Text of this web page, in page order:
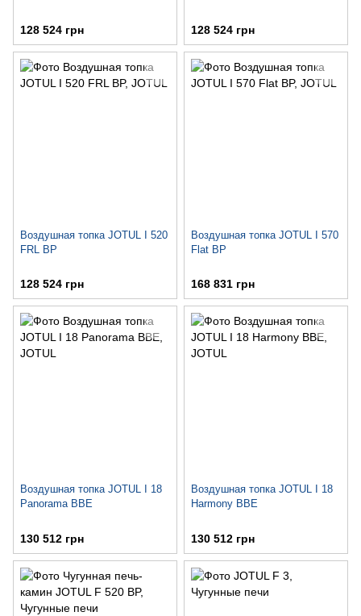
128 524 грн 128 524 грн
Воздушная топка JOTUL I 520
FRL BP
128 524 грн
Воздушная топка JOTUL I 570
Flat BP
168 831 грн
Воздушная топка JOTUL I 18
Panorama BBE
130 512 грн
Воздушная топка JOTUL I 18
Harmony BBE
130 512 грн